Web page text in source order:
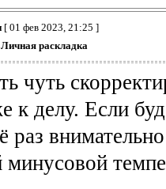
[ 01 фев 2023, 21:25 ]
раскладка
чуть
к делу. Если
раз